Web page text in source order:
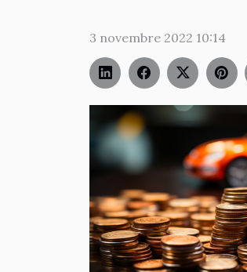
3 novembre 2022 10:14